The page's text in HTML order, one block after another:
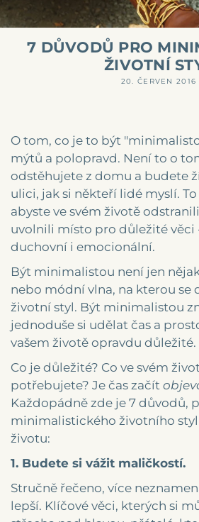
7 DŮVODŮ PRO
ŽIVOTNÍ
20. ČERVEN 2016
O tom, co je to být
mýtů a polopravd. Není to o
odstěhujete z domu a budete
ulici, jak si někteří lidé myslí.
abyste ve svém životě
uvolnili místo pro důležité věci
duchovní i emocionální.
Být minimalistou není jen
nebo módní vlna, na kterou se
životní styl. Být minimalistou
jednoduše si udělat čas a
vašem životě opravdu důležité.
Co je důležité? Co ve svém
potřebujete? Je čas začít
Každopádně zde je 7 důvodů,
minimalistického životního
životu:
1. Budete si vážit maličkostí.
Stručně řečeno, více
lepší. Klíčové věci, kterých si